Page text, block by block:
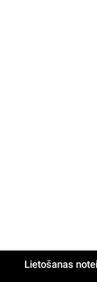
Lietošanas